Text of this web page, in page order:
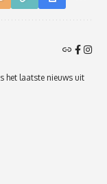
het laatste nieuws uit